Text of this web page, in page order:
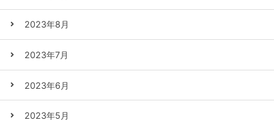
2023年8月
2023年7月
2023年6月
2023年5月